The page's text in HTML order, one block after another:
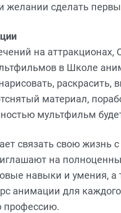
желании сделать
на
в Школе
раскрасить,
материал,
мультфильм
связать свою
на
навыки и умения,
анимации для
профессию.